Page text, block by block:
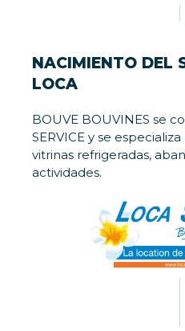
NACIMIENTO DEL
LOCA
BOUVE BOUVINES se
SERVICE y se
vitrinas refrigeradas,
actividades.